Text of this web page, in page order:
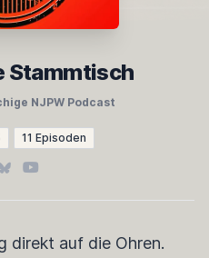
Stammtisch
NJPW Podcast
11 Episoden
YouTube
direkt auf die Ohren.